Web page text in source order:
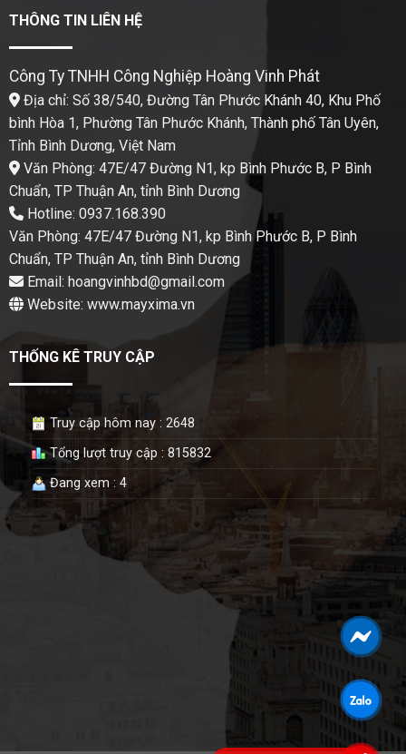
THÔNG TIN LIÊN HỆ
Công Ty TNHH Công Nghiệp Hoàng Vinh Phát
Địa chỉ: Số 38/540, Đường Tân Phước Khánh 40, Khu Phố
bình Hòa 1, Phường Tân Phước Khánh, Thành phố Tân Uyên,
Tỉnh Bình Dương, Việt Nam
Văn Phòng: 47E/47 Đường N1, kp Bình Phước B, P Bình
Chuẩn, TP Thuận An, tỉnh Bình Dương
Hotline: 0937.168.390
Văn Phòng: 47E/47 Đường N1, kp Bình Phước B, P Bình
Chuẩn, TP Thuận An, tỉnh Bình Dương
Email: hoangvinhbd@gmail.com
Website: www.mayxima.vn
THỐNG KÊ TRUY CẬP
Truy cập hôm nay : 2648
Tổng lượt truy cập : 815832
Đang xem : 4